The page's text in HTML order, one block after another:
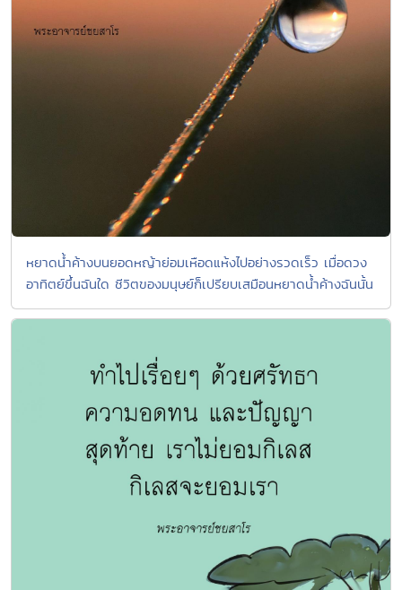
หยาดน้ำค้างบนยอดหญ้าย่อมเหือดแห้งไปอย่างรวดเร็ว เมื่อดวง
อาทิตย์ขึ้นฉันใด ชีวิตของมนุษย์ก็เปรียบเสมือนหยาดน้ำค้างฉันนั้น